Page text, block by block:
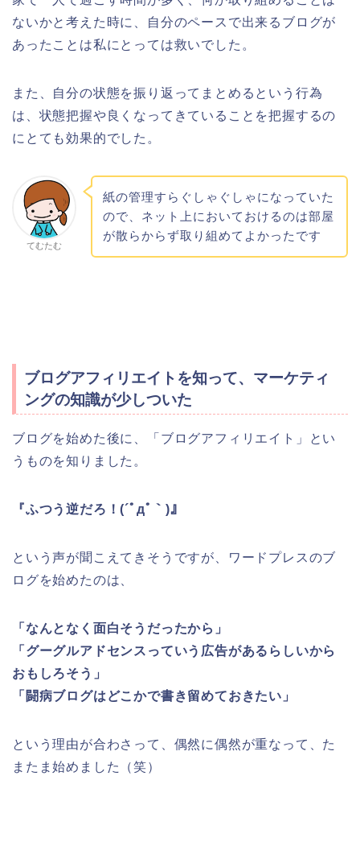
ないかと考えた時に、自分のペースで出来るブログが
あったことは私にとっては救いでした。
また、自分の状態を振り返ってまとめるという行為
は、状態把握や良くなってきていることを把握するの
にとても効果的でした。
てむたむ
紙の管理すらぐしゃぐしゃになっていた
ので、ネット上においておけるのは部屋
が散らからず取り組めてよかったです
ブログアフィリエイトを知って、マーケティ
ングの知識が少しついた
ブログを始めた後に、「ブログアフィリエイト」とい
うものを知りました。
『ふつう逆だろ！(´ﾟдﾟ｀)』
という声が聞こえてきそうですが、ワードプレスのブ
ログを始めたのは、
「なんとなく面白そうだったから」
「グーグルアドセンスっていう広告があるらしいから
おもしろそう」
「闘病ブログはどこかで書き留めておきたい」
という理由が合わさって、偶然に偶然が重なって、た
またま始めました（笑）